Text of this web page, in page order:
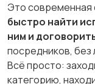
Это современная
быстро найти
ним и
посредников, без
Всё просто:
категорию,